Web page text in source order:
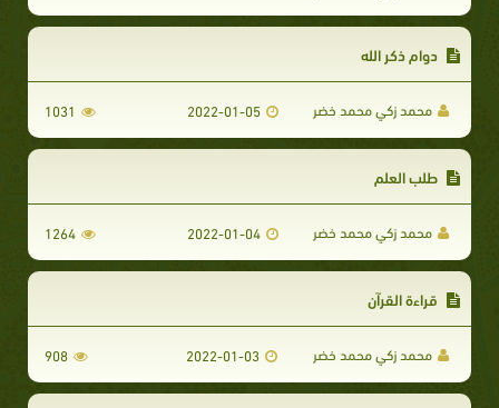
دوام ذكر الله
محمد زكي محمد خضر 2022-01-05
1031
طلب العلم
محمد زكي محمد خضر 2022-01-04
1264
قراءة القرآن
محمد زكي محمد خضر 2022-01-03
908